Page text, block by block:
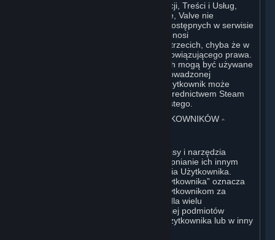
W odniesieniu do wszystkich Subskrypcji, Treści i Usług,
które nie zostały utworzone przez Valve, Valve nie
monitoruje takich treści osób trzecich dostępnych w serwisie
Steam lub z innych źródeł. Valve nie ponosi
odpowiedzialności za takie treści osób trzecich, chyba że w
zakresie przewidzianym przepisami obowiązującego prawa.
Chociaż niektóre aplikacje osób trzecich mogą być używane
przez przedsiębiorstwa na potrzeby prowadzonej
działalności gospodarczej, jednakże Użytkownik może
nabywać takie oprogramowanie za pośrednictwem Steam
wyłącznie do prywatnego użytku osobistego.
6. TREŚCI TWORZONE PRZEZ UŻYTKOWNIKÓW ⏶
Steam zapewnia Użytkownikowi interfejsy i narzędzia
umożliwiające tworzenie treści i udostępnianie ich innym
użytkownikom lub Valve, według uznania Użytkownika.
Określenie „Treści Tworzone Przez Użytkownika” oznacza
wszelkie treści udostępniane innym użytkownikom za
pośrednictwem funkcji serwisu Steam dla wielu
użytkowników bądź na rzecz Valve lub jej podmiotów
powiązanych poprzez Treści i Usługi Użytkownika lub w inny